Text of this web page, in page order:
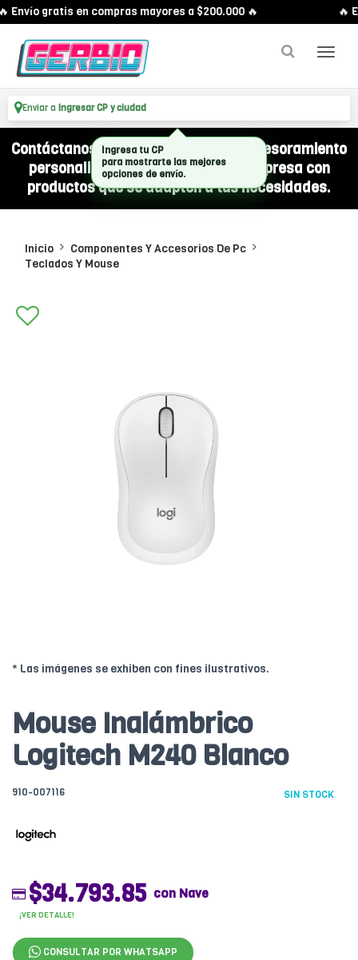
Envío gratis en compras mayores a $200.000 🔥 🔥
Enviar a Ingresar CP y ciudad
Contáctanos por WhatsApp y recibí asesoramiento
personalizado para equipar a tu empresa con
productos que se adapten a tus necesidades.
Inicio
Componentes Y Accesorios De Pc
Teclados Y Mouse
* Las imágenes se exhiben con fines ilustrativos.
Mouse Inalámbrico
Logitech M240 Blanco
910-007116 SIN STOCK
$34.793.85 con Nave
¡VER DETALLE!
CONSULTAR POR WHATSAPP
Ingresa tu CP
para mostrarte las mejores
opciones de envío.